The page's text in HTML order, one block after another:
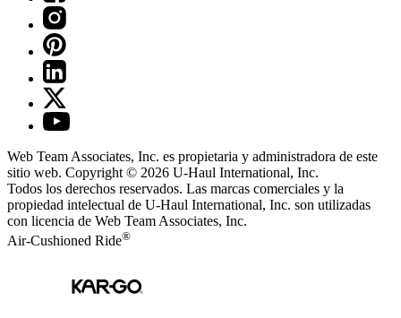
Web Team Associates, Inc. es propietaria y administradora de este
sitio web. Copyright © 2026 U-Haul International, Inc.
Todos los derechos reservados. Las marcas comerciales y la
propiedad intelectual de U-Haul International, Inc. son utilizadas
con licencia de Web Team Associates, Inc.
Air-Cushioned Ride®